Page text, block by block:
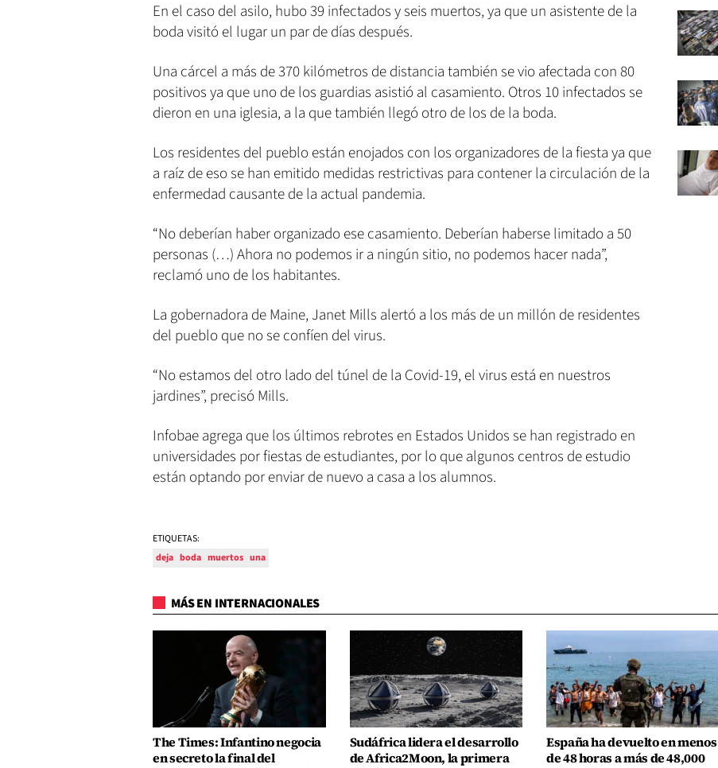
En el caso del asilo, hubo 39 infectados y seis muertos, ya que un asistente de la
boda visitó el lugar un par de días después.
Una cárcel a más de 370 kilómetros de distancia también se vio afectada con 80
positivos ya que uno de los guardias asistió al casamiento. Otros 10 infectados se
dieron en una iglesia, a la que también llegó otro de los de la boda.
Los residentes del pueblo están enojados con los organizadores de la fiesta ya que
a raíz de eso se han emitido medidas restrictivas para contener la circulación de la
enfermedad causante de la actual pandemia.
“No deberían haber organizado ese casamiento. Deberían haberse limitado a 50
personas (…) Ahora no podemos ir a ningún sitio, no podemos hacer nada”,
reclamó uno de los habitantes.
La gobernadora de Maine, Janet Mills alertó a los más de un millón de residentes
del pueblo que no se confíen del virus.
“No estamos del otro lado del túnel de la Covid-19, el virus está en nuestros
jardines”, precisó Mills.
Infobae agrega que los últimos rebrotes en Estados Unidos se han registrado en
universidades por fiestas de estudiantes, por lo que algunos centros de estudio
están optando por enviar de nuevo a casa a los alumnos.
ETIQUETAS:
deja boda muertos una
MÁS EN INTERNACIONALES
The Times: Infantino negocia
en secreto la final del
Sudáfrica lidera el desarrollo
de Africa2Moon, la primera
España ha devuelto en menos
de 48 horas a más de 48,000